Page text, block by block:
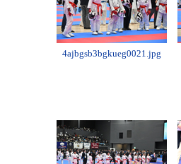
4ajbgsb3bgkueg0021.jpg